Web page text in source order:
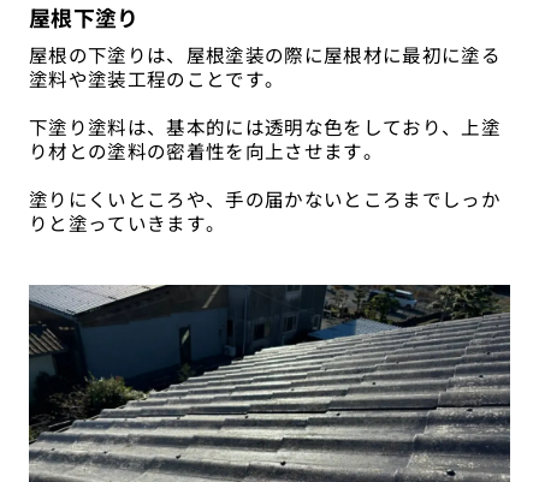
屋根下塗り
屋根の下塗りは、屋根塗装の際に屋根材に最初に塗る
塗料や塗装工程のことです。
下塗り塗料は、基本的には透明な色をしており、上塗
り材との塗料の密着性を向上させます。
塗りにくいところや、手の届かないところまでしっか
りと塗っていきます。